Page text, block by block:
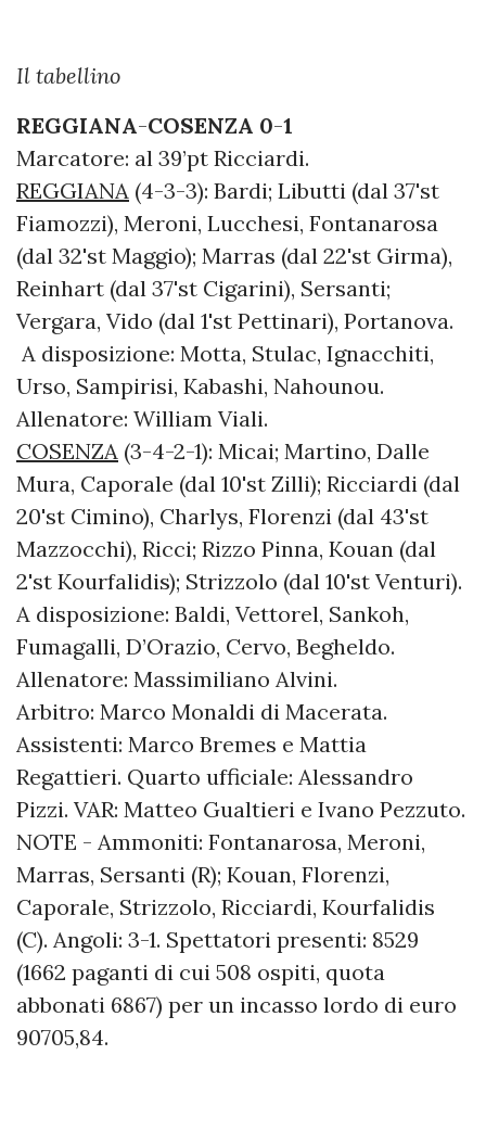
Il tabellino
REGGIANA-COSENZA 0-1
Marcatore: al 39’pt Ricciardi.
REGGIANA (4-3-3): Bardi; Libutti (dal 37'st
Fiamozzi), Meroni, Lucchesi, Fontanarosa
(dal 32'st Maggio); Marras (dal 22'st Girma),
Reinhart (dal 37'st Cigarini), Sersanti;
Vergara, Vido (dal 1'st Pettinari), Portanova.
A disposizione: Motta, Stulac, Ignacchiti,
Urso, Sampirisi, Kabashi, Nahounou.
Allenatore: William Viali.
COSENZA (3-4-2-1): Micai; Martino, Dalle
Mura, Caporale (dal 10'st Zilli); Ricciardi (dal
20'st Cimino), Charlys, Florenzi (dal 43'st
Mazzocchi), Ricci; Rizzo Pinna, Kouan (dal
2'st Kourfalidis); Strizzolo (dal 10'st Venturi).
A disposizione: Baldi, Vettorel, Sankoh,
Fumagalli, D’Orazio, Cervo, Begheldo.
Allenatore: Massimiliano Alvini.
Arbitro: Marco Monaldi di Macerata.
Assistenti: Marco Bremes e Mattia
Regattieri. Quarto ufficiale: Alessandro
Pizzi. VAR: Matteo Gualtieri e Ivano Pezzuto.
NOTE - Ammoniti: Fontanarosa, Meroni,
Marras, Sersanti (R); Kouan, Florenzi,
Caporale, Strizzolo, Ricciardi, Kourfalidis
(C). Angoli: 3-1. Spettatori presenti: 8529
(1662 paganti di cui 508 ospiti, quota
abbonati 6867) per un incasso lordo di euro
90705,84.